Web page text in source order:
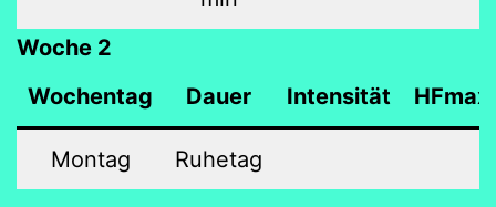
Woche 2
Wochentag
Dauer Intensität HFmax
Montag Ruhetag